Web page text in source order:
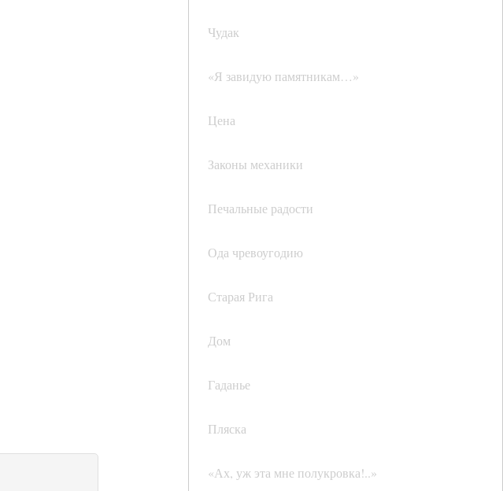
Чудак
«Я завидую памятникам…»
Цена
Законы механики
Печальные радости
Ода чревоугодию
Старая Рига
Дом
Гаданье
Пляска
«Ах, уж эта мне полукровка!..»